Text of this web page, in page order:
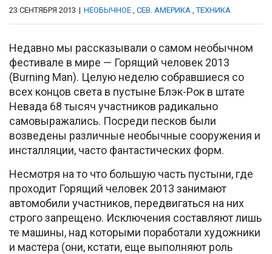
23 СЕНТЯБРЯ 2013 | НЕОБЫЧНОЕ , СЕВ. АМЕРИКА ,ТЕХНИКА
Недавно мы рассказывали о самом необычном
фестивале в мире — Горящий человек 2013
(Burning Man). Целую неделю собравшиеся со
всех концов света в пустыне Блэк-Рок в штате
Невада 68 тысяч участников радикально
самовыражались. Посреди песков были
возведены различные необычные сооружения и
инсталляции, часто фантастических форм.
Несмотря на то что большую часть пустыни, где
проходит Горящий человек 2013 занимают
автомобили участников, передвигаться на них
строго запрещено. Исключения составляют лишь
те машины, над которыми поработали художники
и мастера (они, кстати, еще выполняют роль